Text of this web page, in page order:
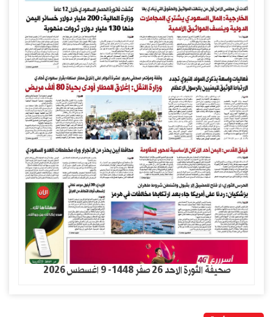
صحيفة الثورة الاحد 26 صفر 1448- 9 اغسطس 2026